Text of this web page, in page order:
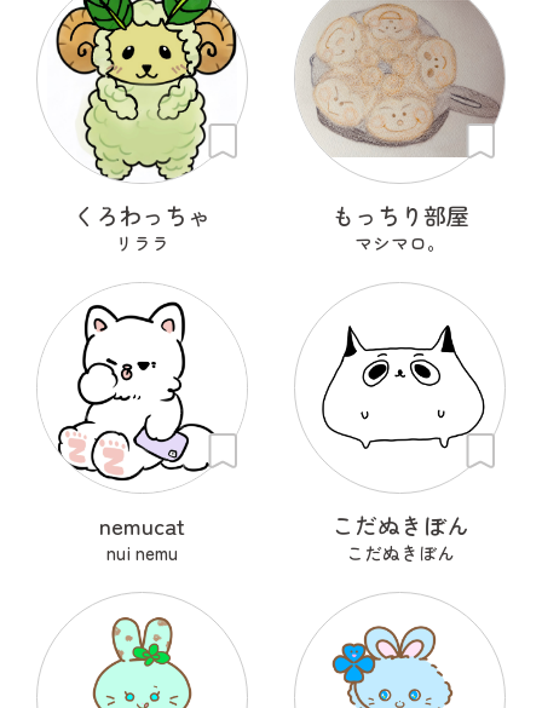
くろわっちゃ
リララ
もっちり部屋
マシマロ。
nemucat
nui nemu
こだぬきぼん
こだぬきぼん